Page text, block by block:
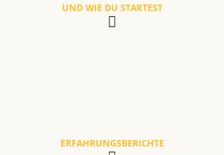
UND WIE DU STARTEST
ERFAHRUNGSBERICHTE